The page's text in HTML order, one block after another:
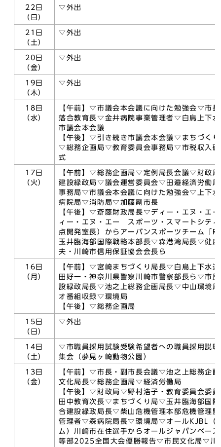
22日
（日）
▽外出
21日
（土）
▽外出
20日
（金）
▽外出
19日
（木）
▽外出
18日
（水）
【午前】▽市議会本会議に向けた勉強会▽市
落合教育長▽金井病院事業管理者▽白鳥上下
市議会本会議
【午後】▽引き続き市議会本会議▽まちづく
▽総務企画局▽教育委員会事務局▽市税収入確
式
17日
（火）
【午前】▽総務企画局▽定例局長会議▽財政
建設緑政局▽議会運営委員会▽田邉経済労働
事務局▽市議会本会議に向けた勉強会▽上下
病院局▽消防局▽加藤副市長
【午後】▽斎藤財政局長▽ディー・エヌ・エ
ィー・エヌ・エー スポーツ・スマートシテ
点開発室長）からアーバンスポーツチーム「
玉井臨海部国際戦略本部長▽森港湾局長▽健
夫・川崎市信用保証協会会長ら
16日
（月）
【午前】▽宮崎まちづくり局長▽白鳥上下水
田好一・神奈川県警察川崎市警察部長ら▽市
設緑政局長▽池之上総務企画局長▽中山環境
オ番組収録▽環境局
【午後】▽総務企画局
15日
（日）
▽外出
14日
（土）
▽市職員採用試験受験希望者への職員採用説
集会（夢見ヶ崎動物公園）
13日
（金）
【午前】▽市長・副市長会議▽池之上総務企
文化局長▽総務企画局▽経済労働局
【午後】▽財政局▽野村浩子・教育委員会委
田中教育次長▽まちづくり局▽玉井臨海部国
合建設緑政局長▽柴山危機管理本部危機管理
管理者▽森病院局長▽環境局▽オールKJBL（
ム）川崎市在住選手からオールジャパンベー
等部2025全国大会優勝報告▽市民文化局▽川